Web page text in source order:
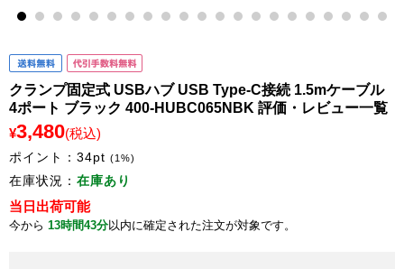
10 11 12 13 14 15 16 17 18 19 20
クランプ固定式 USBハブ USB Type-C接続 1.5mケーブル
4ポート ブラック 400-HUBC065NBK 評価・レビュー一覧
¥3,480(税込)
ポイント： 34pt (1%)
在庫状況： 在庫あり
当日出荷可能
今から 13時間43分以内に確定された注文が対象です。